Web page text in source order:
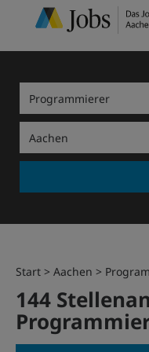
Start Aachen
144